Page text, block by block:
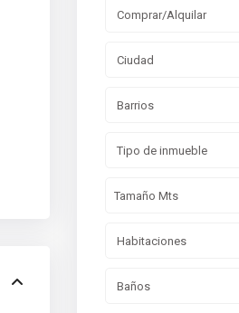
Comprar/Alquilar
Ciudad
Barrios
Tipo de inmueble
Habitaciones
Baños